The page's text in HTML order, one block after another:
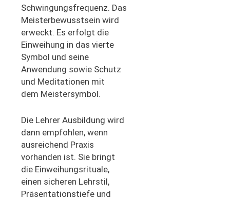
Schwingungsfrequenz. Das
Meisterbewusstsein wird
erweckt. Es erfolgt die
Einweihung in das vierte
Symbol und seine
Anwendung sowie Schutz
und Meditationen mit
dem Meistersymbol.
Die Lehrer Ausbildung wird
dann empfohlen, wenn
ausreichend Praxis
vorhanden ist. Sie bringt
die Einweihungsrituale,
einen sicheren Lehrstil,
Präsentationstiefe und